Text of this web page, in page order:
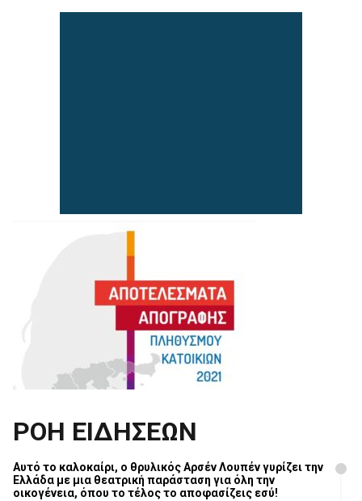
ΡΟΗ ΕΙΔΗΣΕΩΝ
Αυτό το καλοκαίρι, ο θρυλικός Αρσέν Λουπέν γυρίζει την
Ελλάδα με μια θεατρική παράσταση για όλη την
οικογένεια, όπου το τέλος το αποφασίζεις εσύ!